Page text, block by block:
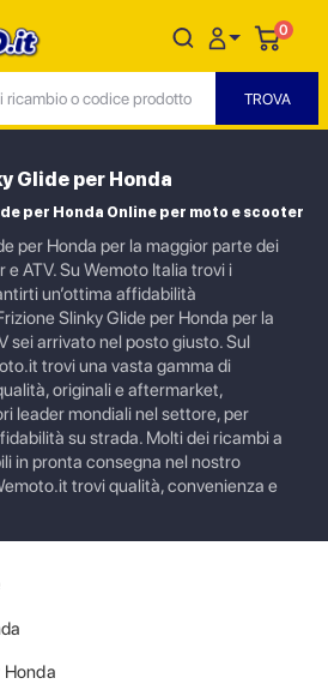
0
Glide per Honda
per Honda Online per moto e scooter
per Honda per la maggior parte dei
ATV. Su Wemoto Italia trovi i
un’ottima affidabilità
Slinky Glide per Honda per la
sei arrivato nel posto giusto. Sul
trovi una vasta gamma di
originali e aftermarket,
leader mondiali nel settore, per
su strada. Molti dei ricambi a
in pronta consegna nel nostro
trovi qualità, convenienza e
Honda